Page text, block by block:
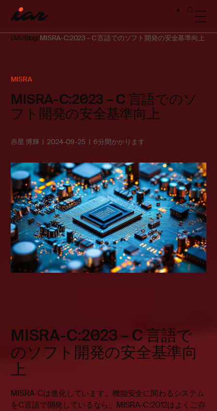
IAR Blog MISRA-C:2023 – C 言語でのソフト開発の安全基準向上
MISRA
MISRA-C:2023 – C 言語でのソ
フト開発の安全基準向上
赤星 博輝 2024-09-25 6分間かかります
MISRA-C:2023 – C 言語で
のソフト開発の安全基準向
上
MISRA-Cは進化しています。機能安全に関わるシステム
をC言語で開発しているなら、MISRA-C:2012はよくご存